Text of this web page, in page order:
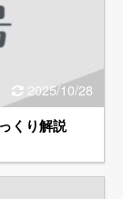
2025/10/28
くり解説